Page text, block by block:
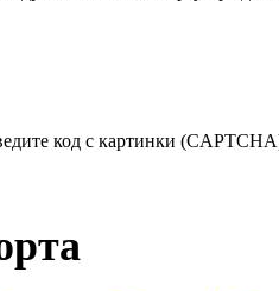
код с картинки